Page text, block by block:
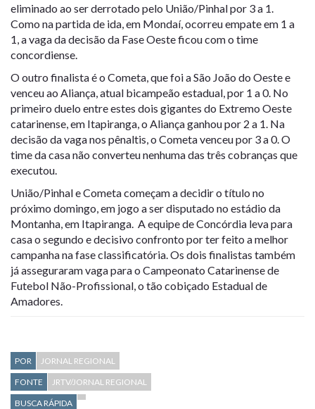
eliminado ao ser derrotado pelo União/Pinhal por 3 a 1.
Como na partida de ida, em Mondaí, ocorreu empate em 1 a
1, a vaga da decisão da Fase Oeste ficou com o time
concordiense.
O outro finalista é o Cometa, que foi a São João do Oeste e
venceu ao Aliança, atual bicampeão estadual, por 1 a 0. No
primeiro duelo entre estes dois gigantes do Extremo Oeste
catarinense, em Itapiranga, o Aliança ganhou por 2 a 1. Na
decisão da vaga nos pênaltis, o Cometa venceu por 3 a 0. O
time da casa não converteu nenhuma das três cobranças que
executou.
União/Pinhal e Cometa começam a decidir o título no
próximo domingo, em jogo a ser disputado no estádio da
Montanha, em Itapiranga. A equipe de Concórdia leva para
casa o segundo e decisivo confronto por ter feito a melhor
campanha na fase classificatória. Os dois finalistas também
já asseguraram vaga para o Campeonato Catarinense de
Futebol Não-Profissional, o tão cobiçado Estadual de
Amadores.
POR
JORNAL REGIONAL
FONTE
JRTV/JORNAL REGIONAL
BUSCA RÁPIDA